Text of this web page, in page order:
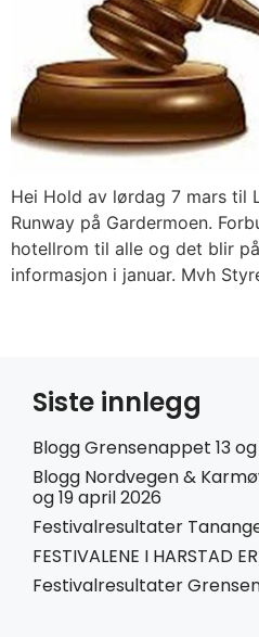
Hei Hold av lørdag 7 mars til
Runway på Gardermoen.
hotellrom til alle og det blir
informasjon i januar. Mvh
Siste innlegg
Blogg Grensenappet 13 og
Blogg Nordvegen &
og 19 april 2026
Festivalresultater
FESTIVALENE I HARSTAD
Festivalresultater